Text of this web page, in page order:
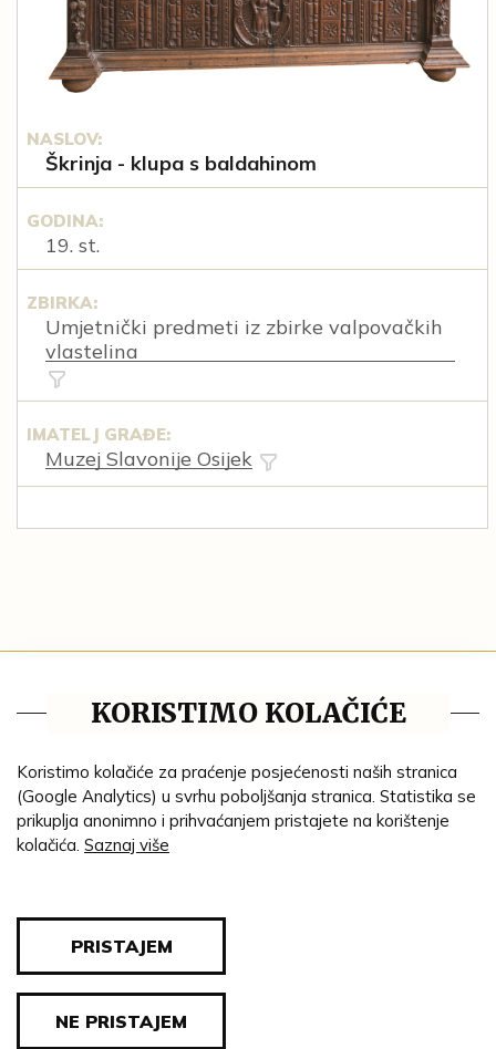
NASLOV:
Škrinja - klupa s baldahinom
GODINA:
19. st.
ZBIRKA:
Umjetnički predmeti iz zbirke valpovačkih
vlastelina
IMATELJ GRAĐE:
Muzej Slavonije Osijek
Impresum
Ustanove
Lenta vremena
Genealogija
KORISTIMO KOLAČIĆE
Koristimo kolačiće za praćenje posjećenosti naših stranica
(Google Analytics) u svrhu poboljšanja stranica. Statistika se
prikuplja anonimno i prihvaćanjem pristajete na korištenje
kolačića. Saznaj više
PRISTAJEM
NE PRISTAJEM